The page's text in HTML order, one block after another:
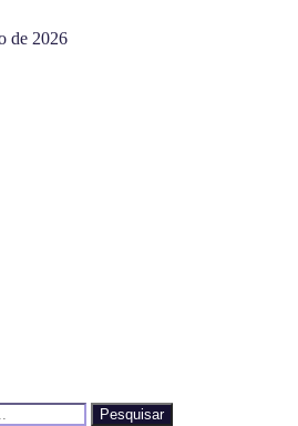
de 2026
Pesquisar